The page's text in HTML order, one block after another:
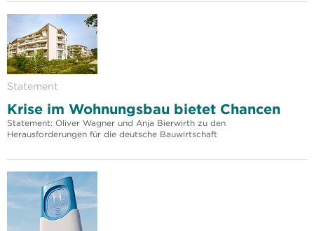
Statement
Krise im Wohnungsbau bietet Chancen
Statement: Oliver Wagner und Anja Bierwirth zu den
Herausforderungen für die deutsche Bauwirtschaft